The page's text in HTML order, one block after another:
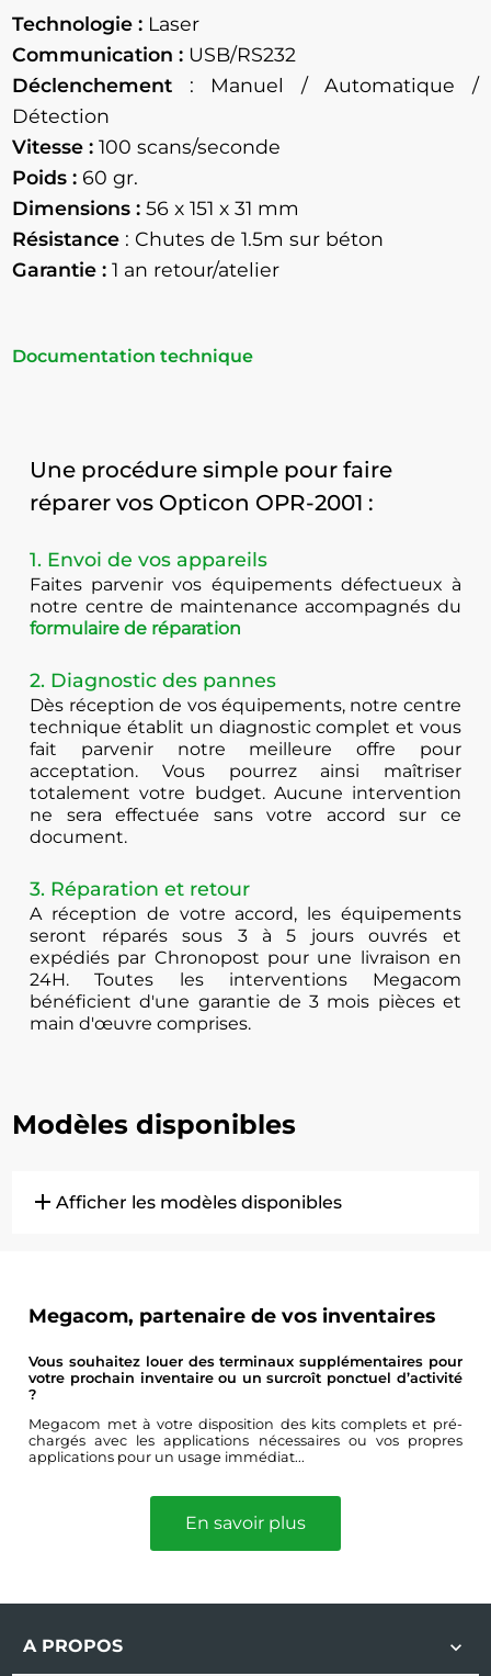
Technologie : Laser
Communication : USB/RS232
Déclenchement : Manuel / Automatique /
Détection
Vitesse :100 scans/seconde
Poids : 60 gr.
Dimensions : 56 x 151 x 31 mm
Résistance : Chutes de 1.5m sur béton
Garantie :1 an retour/atelier
Documentation technique
Une procédure simple pour faire
réparer vos Opticon OPR-2001 :
1. Envoi de vos appareils
Faites parvenir vos équipements défectueux à
notre centre de maintenance accompagnés du
formulaire de réparation
2. Diagnostic des pannes
Dès réception de vos équipements, notre centre
technique établit un diagnostic complet et vous
fait parvenir notre meilleure offre pour
acceptation. Vous pourrez ainsi maîtriser
totalement votre budget. Aucune intervention
ne sera effectuée sans votre accord sur ce
document.
3. Réparation et retour
A réception de votre accord, les équipements
seront réparés sous 3 à 5 jours ouvrés et
expédiés par Chronopost pour une livraison en
24H. Toutes les interventions Megacom
bénéficient d'une garantie de 3 mois pièces et
main d'œuvre comprises.
Modèles disponibles
addAfficher les modèles disponibles
Opticon OPR-2001 noir + stand USB
Megacom, partenaire de vos inventaires
Vous souhaitez louer des terminaux supplémentaires pour
votre prochain inventaire ou un surcroît ponctuel d’activité
?
Megacom met à votre disposition des kits complets et pré-
chargés avec les applications nécessaires ou vos propres
applications pour un usage immédiat...
En savoir plus
A PROPOS 